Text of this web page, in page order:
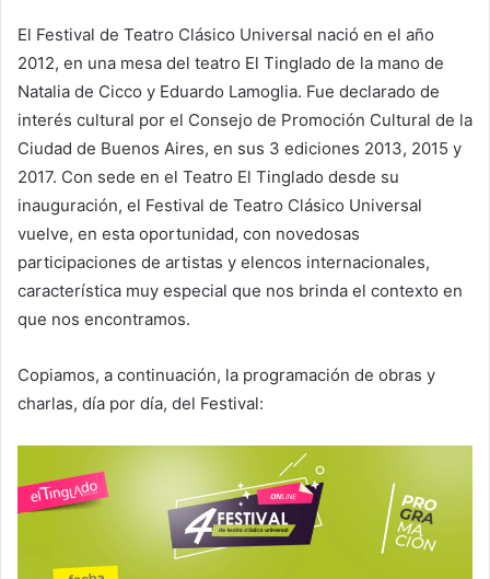
El Festival de Teatro Clásico Universal nació en el año
2012, en una mesa del teatro El Tinglado de la mano de
Natalia de Cicco y Eduardo Lamoglia. Fue declarado de
interés cultural por el Consejo de Promoción Cultural de la
Ciudad de Buenos Aires, en sus 3 ediciones 2013, 2015 y
2017. Con sede en el Teatro El Tinglado desde su
inauguración, el Festival de Teatro Clásico Universal
vuelve, en esta oportunidad, con novedosas
participaciones de artistas y elencos internacionales,
característica muy especial que nos brinda el contexto en
que nos encontramos.
Copiamos, a continuación, la programación de obras y
charlas, día por día, del Festival: